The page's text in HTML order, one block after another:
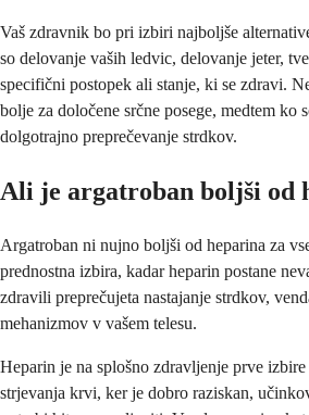
Vaš zdravnik bo pri izbiri najboljše
so delovanje vaših ledvic, delovanje jeter,
specifični postopek ali stanje, ki se zdravi.
bolje za določene srčne posege, medtem ko
dolgotrajno preprečevanje strdkov.
Ali je argatroban boljši od
Argatroban ni nujno boljši od heparina za
prednostna izbira, kadar heparin postane
zdravili preprečujeta nastajanje strdkov,
mehanizmov v vašem telesu.
Heparin je na splošno zdravljenje prve
strjevanja krvi, ker je dobro raziskan,